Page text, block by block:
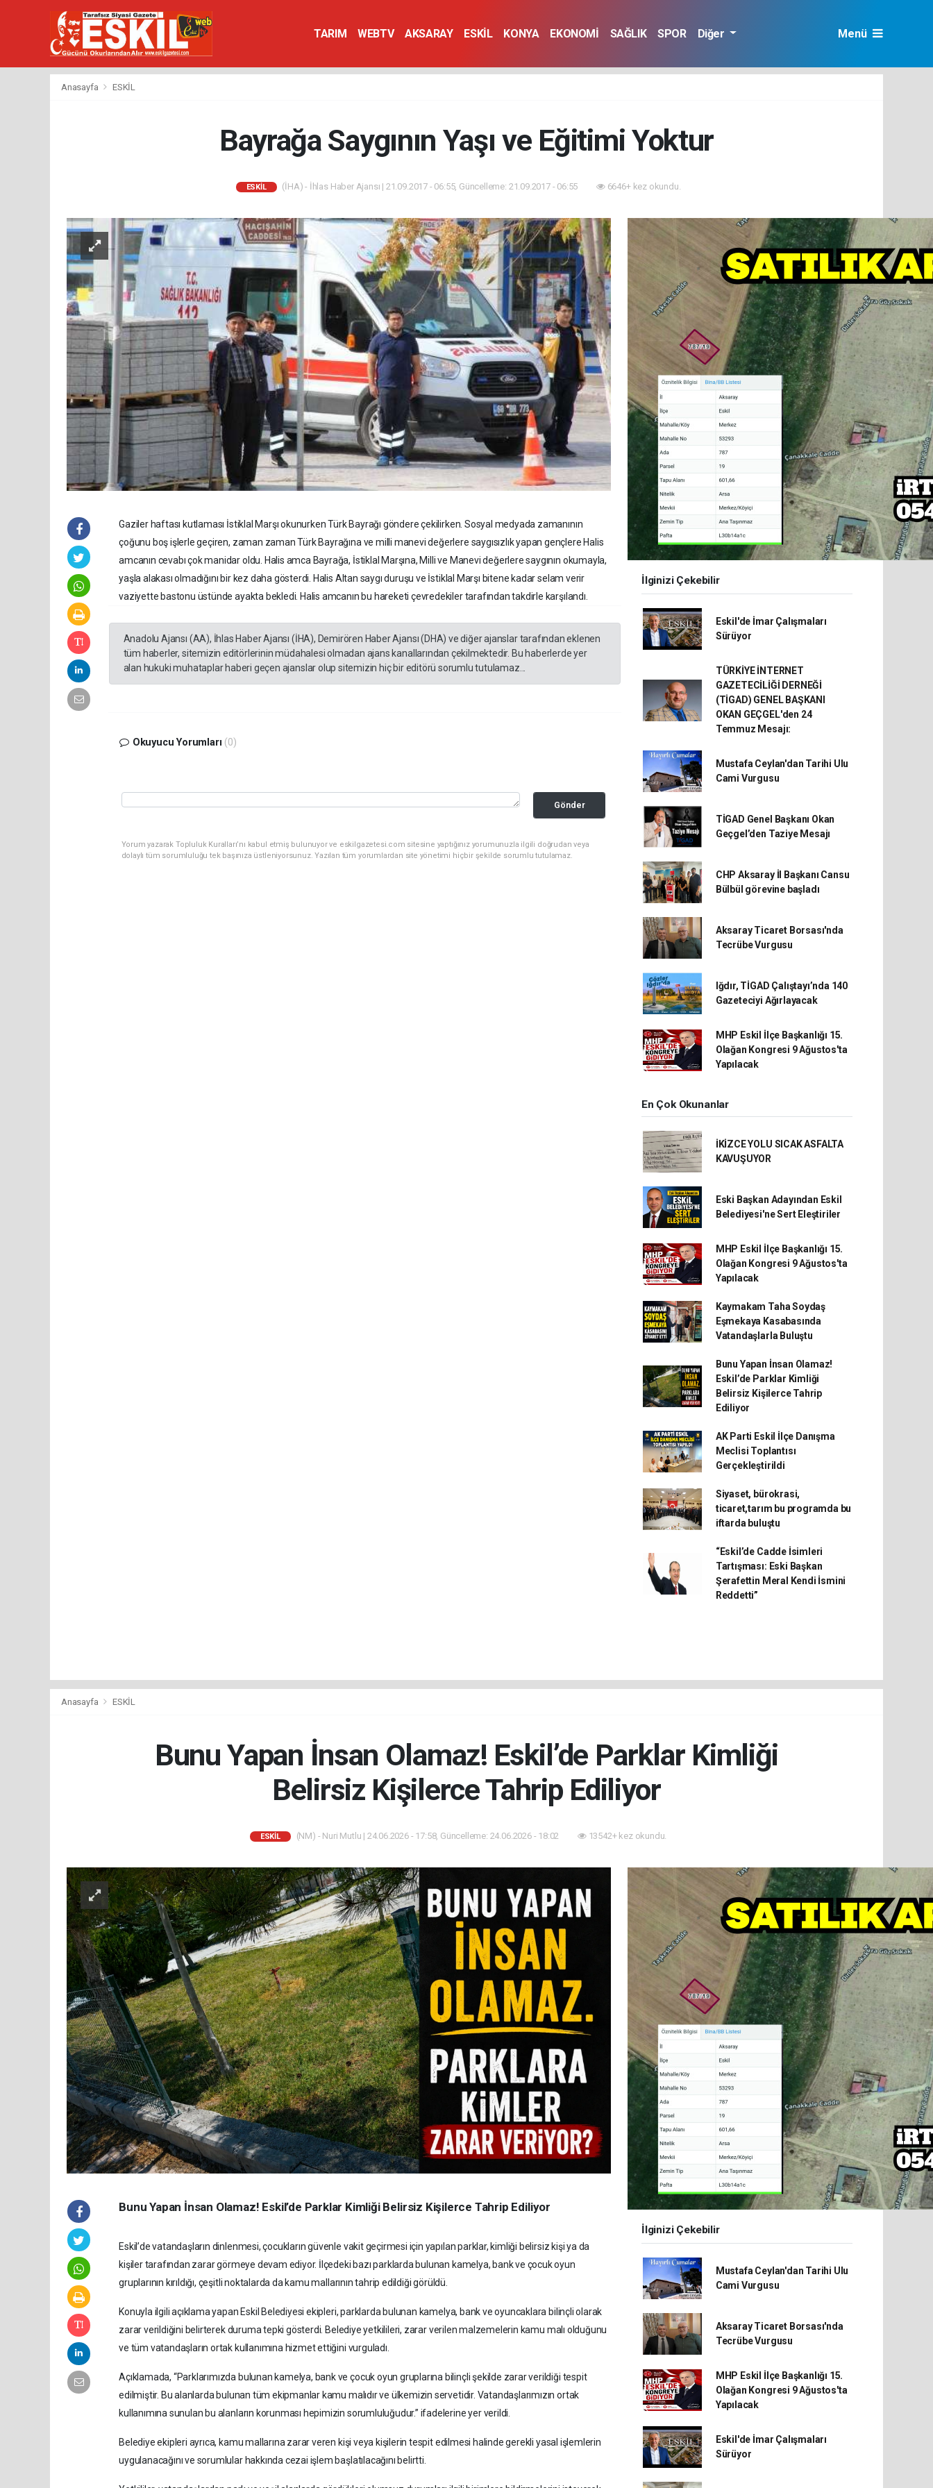
TARIM WEBTV AKSARAY ESKİL KONYA EKONOMİ SAĞLIK SPOR Diğer Menü
Anasayfa ESKİL
Bayrağa Saygının Yaşı ve Eğitimi Yoktur
ESKİL (İHA) - İhlas Haber Ajansı | 21.09.2017 - 06:55, Güncelleme: 21.09.2017 - 06:55 6646+ kez okundu.
Gaziler haftası kutlaması İstiklal Marşı okunurken Türk Bayrağı göndere çekilirken. Sosyal medyada zamanının
çoğunu boş işlerle geçiren, zaman zaman Türk Bayrağına ve milli manevi değerlere saygısızlık yapan gençlere Halis
amcanın cevabı çok manidar oldu. Halis amca Bayrağa, İstiklal Marşına, Milli ve Manevi değerlere saygının okumayla,
yaşla alakası olmadığını bir kez daha gösterdi. Halis Altan saygı duruşu ve İstiklal Marşı bitene kadar selam verir
vaziyette bastonu üstünde ayakta bekledi. Halis amcanın bu hareketi çevredekiler tarafından takdirle karşılandı.
Anadolu Ajansı (AA), İhlas Haber Ajansı (İHA), Demirören Haber Ajansı (DHA) ve diğer ajanslar tarafından eklenen
tüm haberler, sitemizin editörlerinin müdahalesi olmadan ajans kanallarından çekilmektedir. Bu haberlerde yer
alan hukuki muhataplar haberi geçen ajanslar olup sitemizin hiç bir editörü sorumlu tutulamaz...
Okuyucu Yorumları (0)
Gönder
Yorum yazarak Topluluk Kuralları’nı kabul etmiş bulunuyor ve eskilgazetesi.com sitesine yaptığınız yorumunuzla ilgili doğrudan veya
dolaylı tüm sorumluluğu tek başınıza üstleniyorsunuz. Yazılan tüm yorumlardan site yönetimi hiçbir şekilde sorumlu tutulamaz.
İlginizi Çekebilir
Eskil'de İmar Çalışmaları
Sürüyor
TÜRKİYE İNTERNET
GAZETECİLİĞİ DERNEĞİ
(TİGAD) GENEL BAŞKANI
OKAN GEÇGEL'den 24
Temmuz Mesajı:
Mustafa Ceylan'dan Tarihi Ulu
Cami Vurgusu
TİGAD Genel Başkanı Okan
Geçgel’den Taziye Mesajı
CHP Aksaray İl Başkanı Cansu
Bülbül görevine başladı
Aksaray Ticaret Borsası'nda
Tecrübe Vurgusu
Iğdır, TİGAD Çalıştayı’nda 140
Gazeteciyi Ağırlayacak
MHP Eskil İlçe Başkanlığı 15.
Olağan Kongresi 9 Ağustos'ta
Yapılacak
En Çok Okunanlar
İKİZCE YOLU SICAK ASFALTA
KAVUŞUYOR
Eski Başkan Adayından Eskil
Belediyesi'ne Sert Eleştiriler
MHP Eskil İlçe Başkanlığı 15.
Olağan Kongresi 9 Ağustos'ta
Yapılacak
Kaymakam Taha Soydaş
Eşmekaya Kasabasında
Vatandaşlarla Buluştu
Bunu Yapan İnsan Olamaz!
Eskil’de Parklar Kimliği
Belirsiz Kişilerce Tahrip
Ediliyor
AK Parti Eskil İlçe Danışma
Meclisi Toplantısı
Gerçekleştirildi
Siyaset, bürokrasi,
ticaret,tarım bu programda bu
iftarda buluştu
“Eskil’de Cadde İsimleri
Tartışması: Eski Başkan
Şerafettin Meral Kendi İsmini
Reddetti”
Anasayfa ESKİL
Bunu Yapan İnsan Olamaz! Eskil’de Parklar Kimliği
Belirsiz Kişilerce Tahrip Ediliyor
ESKİL (NM) - Nuri Mutlu | 24.06.2026 - 17:58, Güncelleme: 24.06.2026 - 18:02 13542+ kez okundu.
Bunu Yapan İnsan Olamaz! Eskil’de Parklar Kimliği Belirsiz Kişilerce Tahrip Ediliyor
Eskil’de vatandaşların dinlenmesi, çocukların güvenle vakit geçirmesi için yapılan parklar, kimliği belirsiz kişi ya da
kişiler tarafından zarar görmeye devam ediyor. İlçedeki bazı parklarda bulunan kamelya, bank ve çocuk oyun
gruplarının kırıldığı, çeşitli noktalarda da kamu mallarının tahrip edildiği görüldü.
Konuyla ilgili açıklama yapan Eskil Belediyesi ekipleri, parklarda bulunan kamelya, bank ve oyuncaklara bilinçli olarak
zarar verildiğini belirterek duruma tepki gösterdi. Belediye yetkilileri, zarar verilen malzemelerin kamu malı olduğunu
ve tüm vatandaşların ortak kullanımına hizmet ettiğini vurguladı.
Açıklamada, “Parklarımızda bulunan kamelya, bank ve çocuk oyun gruplarına bilinçli şekilde zarar verildiği tespit
edilmiştir. Bu alanlarda bulunan tüm ekipmanlar kamu malıdır ve ülkemizin servetidir. Vatandaşlarımızın ortak
kullanımına sunulan bu alanların korunması hepimizin sorumluluğudur.” ifadelerine yer verildi.
Belediye ekipleri ayrıca, kamu mallarına zarar veren kişi veya kişilerin tespit edilmesi halinde gerekli yasal işlemlerin
uygulanacağını ve sorumlular hakkında cezai işlem başlatılacağını belirtti.
İlginizi Çekebilir
Mustafa Ceylan'dan Tarihi Ulu
Cami Vurgusu
Aksaray Ticaret Borsası'nda
Tecrübe Vurgusu
MHP Eskil İlçe Başkanlığı 15.
Olağan Kongresi 9 Ağustos'ta
Yapılacak
Eskil'de İmar Çalışmaları
Sürüyor